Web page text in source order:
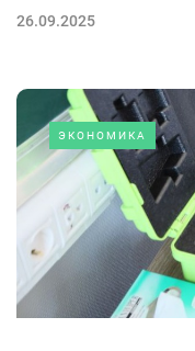
26.09.2025
ЭКОНОМИКА